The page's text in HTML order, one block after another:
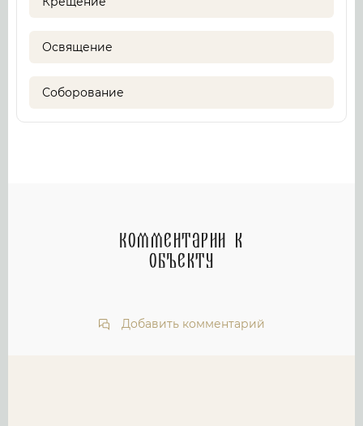
Освящение
Соборование
Комментарии к
объекту
Добавить комментарий